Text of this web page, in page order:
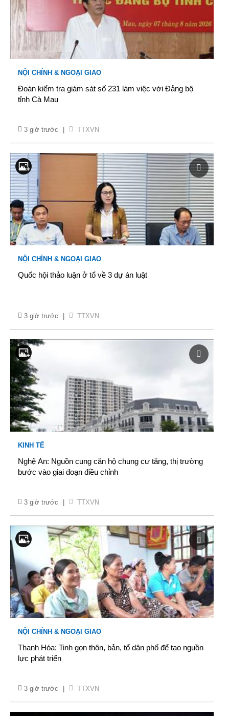
NỘI CHÍNH & NGOẠI GIAO
Đoàn kiểm tra giám sát số 231 làm việc với Đảng bộ
tỉnh Cà Mau
3 giờ trước TTXVN
NỘI CHÍNH & NGOẠI GIAO
Quốc hội thảo luận ở tổ về 3 dự án luật
3 giờ trước TTXVN
KINH TẾ
Nghệ An: Nguồn cung căn hộ chung cư tăng, thị trường
bước vào giai đoạn điều chỉnh
3 giờ trước TTXVN
NỘI CHÍNH & NGOẠI GIAO
Thanh Hóa: Tinh gọn thôn, bản, tổ dân phố để tạo nguồn
lực phát triển
3 giờ trước TTXVN